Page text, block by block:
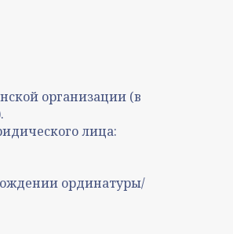
организации (в
лица:
ординатуры/